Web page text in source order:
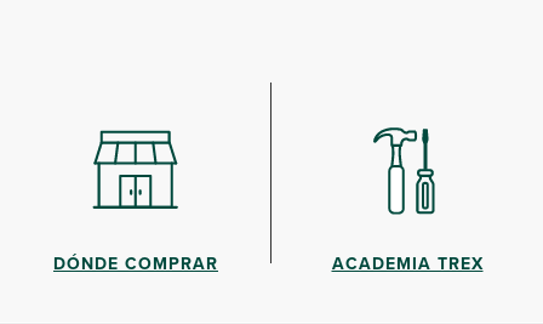
DÓNDE COMPRAR ACADEMIA TREX